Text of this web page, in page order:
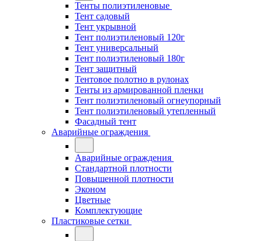
Тенты полиэтиленовые
Тент садовый
Тент укрывной
Тент полиэтиленовый 120г
Тент универсальный
Тент полиэтиленовый 180г
Тент защитный
Тентовое полотно в рулонах
Тенты из армированной пленки
Тент полиэтиленовый огнеупорный
Тент полиэтиленовый утепленный
Фасадный тент
Аварийные ограждения
Аварийные ограждения
Стандартной плотности
Повышенной плотности
Эконом
Цветные
Комплектующие
Пластиковые сетки